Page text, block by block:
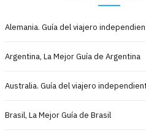
Alemania. Guía del viajero
Argentina, La Mejor Guía de Argentina
Australia. Guía del viajero
Brasil, La Mejor Guía de Brasil